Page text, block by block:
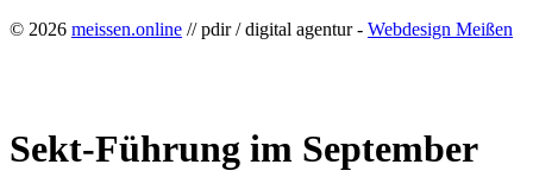
© 2026 meissen.online // pdir / digital agentur - Webdesign Meißen
Sekt-Führung im September